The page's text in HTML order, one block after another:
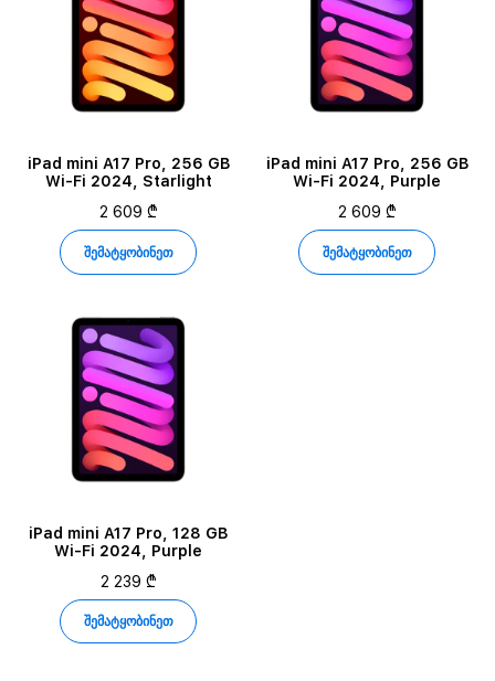
iPad mini A17 Pro, 256 GB
Wi-Fi 2024, Starlight
2 609 ₾
შემატყობინეთ
iPad mini A17 Pro, 256 GB
Wi-Fi 2024, Purple
2 609 ₾
შემატყობინეთ
iPad mini A17 Pro, 128 GB
Wi-Fi 2024, Purple
2 239 ₾
შემატყობინეთ